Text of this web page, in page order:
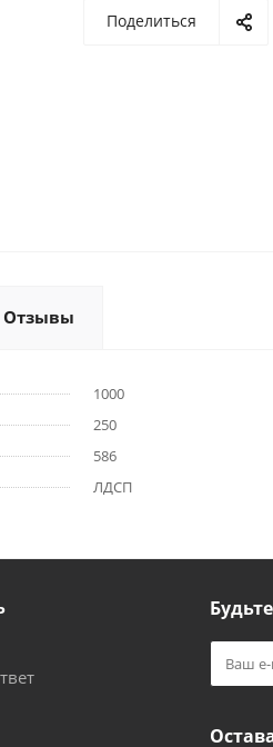
Поделиться
Отзывы
1000
250
586
ЛДСП